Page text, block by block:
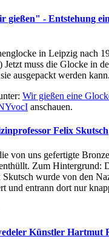
gießen" - Entstehung
in Leipzig nach
Jetzt muss die Glocke in
ausgepackt werden kann.
Wir gießen eine
anschauen.
Felix Skutsch
von uns gefertigte
Zum Hintergrund:
wurde von den
und entrann dort nur
Künstler Hartmut